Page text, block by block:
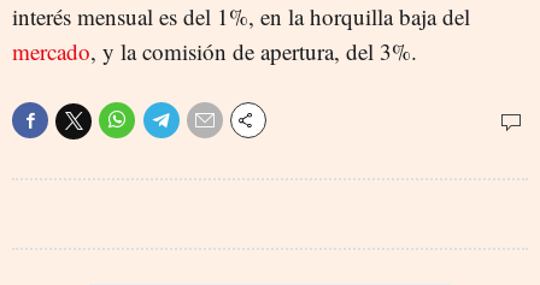
interés mensual es del 1%, en la horquilla baja del
mercado, y la comisión de apertura, del 3%.